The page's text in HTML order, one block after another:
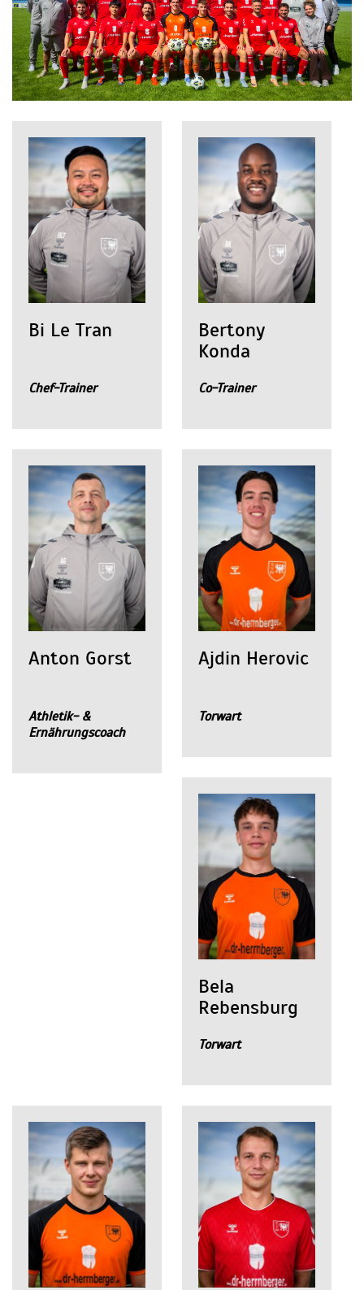
Bi Le Tran
Chef-Trainer
Bertony
Konda
Co-Trainer
Anton Gorst
Athletik- &
Ernährungscoach
Ajdin Herovic
Torwart
Bela
Rebensburg
Torwart